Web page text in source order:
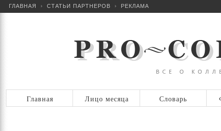
ГЛАВНАЯ СТАТЬИ ПАРТНЕРОВ РЕКЛАМА
Главная Лицо месяца Словарь